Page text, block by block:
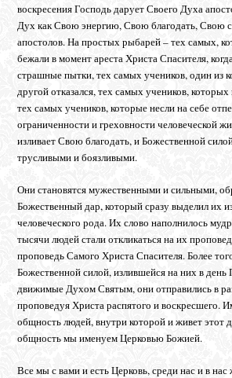
воскресения Господь дарует Своего Духа
Дух как Свою энергию, Свою благодать, Свою
апостолов. На простых рыбарей – тех самых,
бежали в момент ареста Христа Спасителя,
страшные пытки, тех самых учеников, один из
другой отказался, тех самых учеников,
тех самых учеников, которые несли на себе
ограниченности и греховности человеческой
изливает Свою благодать, и Божественной
трусливыми и боязливыми.
Они становятся мужественными и сильными,
Божественный дар, который сразу выделил их
человеческого рода. Их слово наполнилось
тысячи людей стали откликаться на их
проповедь Самого Христа Спасителя. Более
Божественной силой, излившейся на них в
движимые Духом Святым, они отправились в
проповедуя Христа распятого и воскресшего.
общность людей, внутри которой и живет этот
общность мы именуем Церковью Божией.
Все мы с вами и есть Церковь, среди нас и в